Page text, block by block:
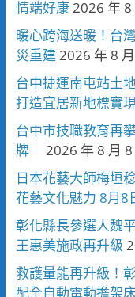
情端好康 2026 年 8
暖心跨海送暖！台
災重建 2026 年 8
台中捷運南屯站土
打造宜居新地標實
台中市技職教育再
牌
2026 年 8 月 8
日本花藝大師梅垣
花藝文化魅力 8月8
彰化縣長參選人魏
王惠美施政再升級
救護量能再升級！
配全自動電動擔架